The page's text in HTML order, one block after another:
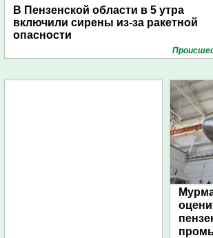
В Пензенской области в 5 утра
включили сирены из-за ракетной
опасности